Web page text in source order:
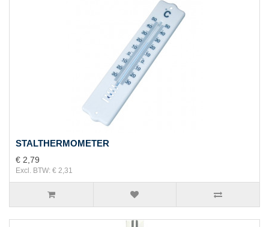
STALTHERMOMETER
€ 2,79
Excl. BTW: € 2,31